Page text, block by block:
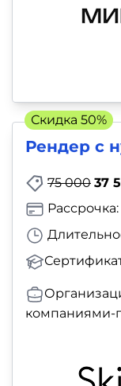
Рендер с
75 000 37
компаниями-
Скидка 50%